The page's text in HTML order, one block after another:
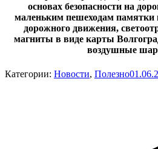
основах безопасности на
маленьким пешеходам памятки
дорожного движения,
магниты в виде карты
воздушные
Категории: Новости, Полезно